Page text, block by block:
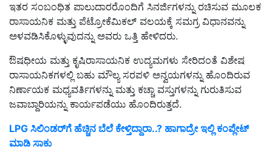
ಇತರ ಸಂಬಂಧಿತ ಪಾಲುದಾರರೊಂದಿಗೆ ಸಿನರ್ಜಿಗಳನ್ನು ರಚಿಸುವ ಮೂಲಕ
ರಾಸಾಯನಿಕ ಮತ್ತು ಪೆಟ್ರೋಕೆಮಿಕಲ್ ವಲಯಕ್ಕೆ ಸಮಗ್ರ ವಿಧಾನವನ್ನು
ಅಳವಡಿಸಿಕೊಳ್ಳುವುದನ್ನು ಅವರು ಒತ್ತಿ ಹೇಳಿದರು.
ಔಷಧೀಯ ಮತ್ತು ಕೃಷಿರಾಸಾಯನಿಕ ಉದ್ಯಮಗಳು ಸೇರಿದಂತೆ ವಿಶೇಷ
ರಾಸಾಯನಿಕಗಳಲ್ಲಿ ಬಹು ಮೌಲ್ಯ ಸರಪಳಿ ಅನ್ವಯಗಳನ್ನು ಹೊಂದಿರುವ
ನಿರ್ಣಾಯಕ ಮಧ್ಯವರ್ತಿಗಳನ್ನು ಮತ್ತು ಕಚ್ಚಾ ವಸ್ತುಗಳನ್ನು ಗುರುತಿಸುವ
ಜವಾಬ್ದಾರಿಯನ್ನು ಕಾರ್ಯಪಡೆಯು ಹೊಂದಿರುತ್ತದೆ.
LPG ಸಿಲಿಂಡರ್‌ಗೆ ಹೆಚ್ಚಿನ ಬೆಲೆ ಕೇಳ್ತಿದ್ದಾರಾ..? ಹಾಗಾದ್ರೇ ಇಲ್ಲಿ ಕಂಪ್ಲೇಟ್‌
ಮಾಡಿ ಸಾಕು